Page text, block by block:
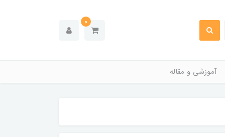
0
آموزشی و مقاله